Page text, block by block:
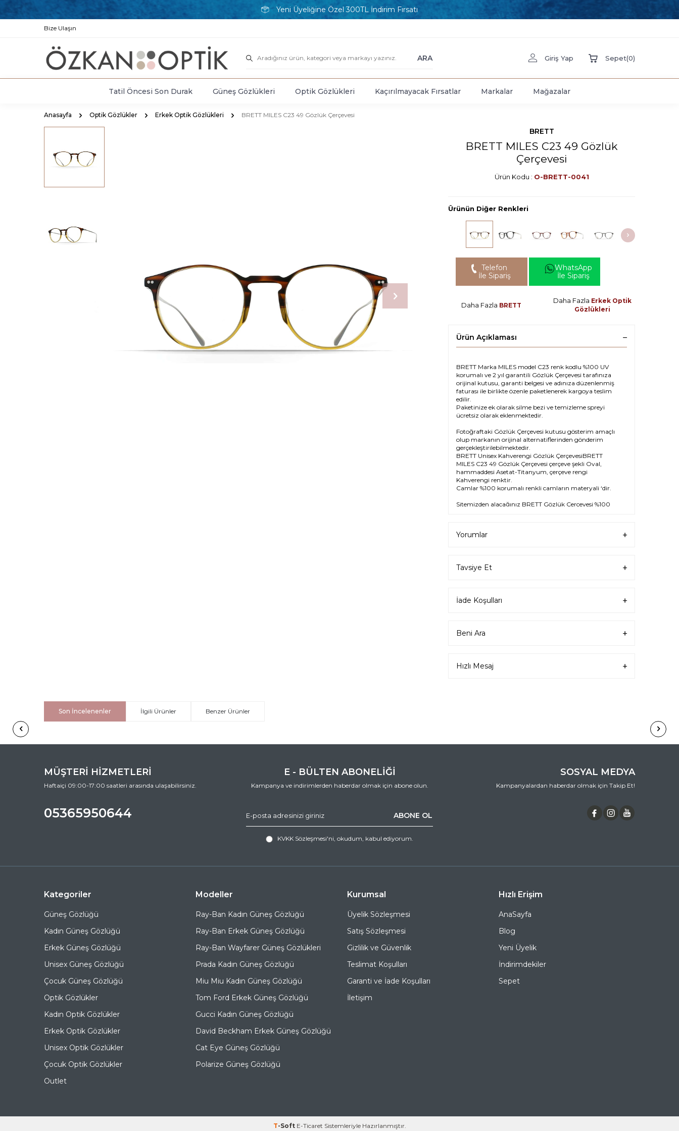
Yeni Üyeliğine Özel 300TL İndirim Fırsatı
Bize Ulaşın
ARA Giriş Yap Sepet(0)
Tatil Öncesi Son Durak Güneş Gözlükleri Optik Gözlükleri Kaçırılmayacak Fırsatlar Markalar Mağazalar
Anasayfa Optik Gözlükler Erkek Optik Gözlükleri BRETT MILES C23 49 Gözlük Çerçevesi
BRETT
BRETT MILES C23 49 Gözlük
Çerçevesi
Ürün Kodu : O-BRETT-0041
Ürünün Diğer Renkleri
Telefon
İle Sipariş
WhatsApp
İle Sipariş
Daha Fazla BRETT
Daha Fazla Erkek Optik
Gözlükleri
Ürün Açıklaması
BRETT Marka MILES model C23 renk kodlu %100 UV
korumalı ve 2 yıl garantili Gözlük Çerçevesi tarafınıza
orijinal kutusu, garanti belgesi ve adınıza düzenlenmiş
faturası ile birlikte özenle paketlenerek kargoya teslim
edilir.
Paketinize ek olarak silme bezi ve temizleme spreyi
ücretsiz olarak eklenmektedir.
Fotoğraftaki Gözlük Çerçevesi kutusu gösterim amaçlı
olup markanın orijinal alternatiflerinden gönderim
gerçekleştirilebilmektedir.
BRETT Unisex Kahverengi Gözlük ÇerçevesiBRETT
MILES C23 49 Gözlük Çerçevesi çerçeve şekli Oval,
hammaddesi Asetat-Titanyum, çerçeve rengi
Kahverengi renktir.
Camlar %100 korumalı renkli camların materyali ‘dir.
Sitemizden alacağınız BRETT Gözlük Çerçevesi %100
destek@ozkanoptik.com
Ürün Açıklaması
Çerçeve Materyali
Yorumlar
Tavsiye Et
İade Koşulları
Beni Ara
Hızlı Mesaj
Son İncelenenler İlgili Ürünler Benzer Ürünler
MÜŞTERİ HİZMETLERİ
Haftaiçi 09:00-17:00 saatleri arasında ulaşabilirsiniz.
05365950644
E - BÜLTEN ABONELİĞİ
Kampanya ve indirimlerden haberdar olmak için abone olun.
ABONE OL
KVKK Sözleşmesi'ni, okudum, kabul ediyorum.
SOSYAL MEDYA
Kampanyalardan haberdar olmak için Takip Et!
Kategoriler
Güneş Gözlüğü
Kadın Güneş Gözlüğü
Erkek Güneş Gözlüğü
Unisex Güneş Gözlüğü
Çocuk Güneş Gözlüğü
Optik Gözlükler
Kadın Optik Gözlükler
Erkek Optik Gözlükler
Unisex Optik Gözlükler
Çocuk Optik Gözlükler
Outlet
Modeller
Ray-Ban Kadın Güneş Gözlüğü
Ray-Ban Erkek Güneş Gözlüğü
Ray-Ban Wayfarer Güneş Gözlükleri
Prada Kadın Güneş Gözlüğü
Miu Miu Kadın Güneş Gözlüğü
Tom Ford Erkek Güneş Gözlüğü
Gucci Kadın Güneş Gözlüğü
David Beckham Erkek Güneş Gözlüğü
Cat Eye Güneş Gözlüğü
Polarize Güneş Gözlüğü
Kurumsal
Üyelik Sözleşmesi
Satış Sözleşmesi
Gizlilik ve Güvenlik
Teslimat Koşulları
Garanti ve İade Koşulları
İletişim
Hızlı Erişim
AnaSayfa
Blog
Yeni Üyelik
İndirimdekiler
Sepet
T-Soft E-Ticaret Sistemleriyle Hazırlanmıştır.